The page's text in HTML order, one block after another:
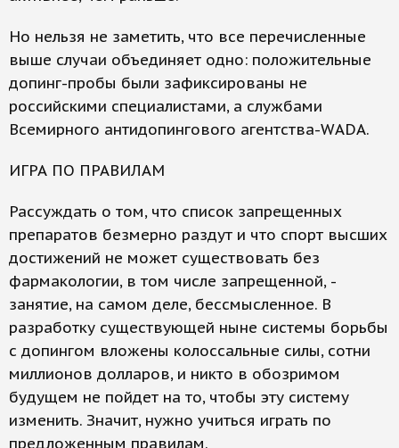
Но нельзя не заметить, что все перечисленные
выше случаи объединяет одно: положительные
допинг-пробы были зафиксированы не
российскими специалистами, а службами
Всемирного антидопингового агентства-WADA.
ИГРА ПО ПРАВИЛАМ
Рассуждать о том, что список запрещенных
препаратов безмерно раздут и что спорт высших
достижений не может существовать без
фармакологии, в том числе запрещенной, -
занятие, на самом деле, бессмысленное. В
разработку существующей ныне системы борьбы
с допингом вложены колоссальные силы, сотни
миллионов долларов, и никто в обозримом
будущем не пойдет на то, чтобы эту систему
изменить. Значит, нужно учиться играть по
предложенным правилам.